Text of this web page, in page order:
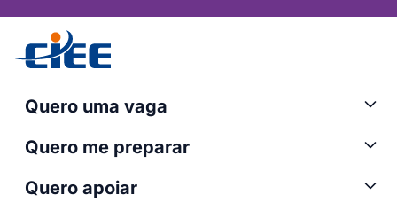
Quero uma vaga
Quero me preparar
Quero apoiar